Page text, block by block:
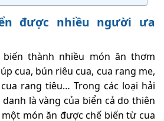
được nhiều người ưa
biến thành nhiều món ăn thơm
cua, bún riêu cua, cua rang me,
rang tiêu… Trong các loại hải
là vàng của biển cả do thiên
món ăn được chế biến từ cua